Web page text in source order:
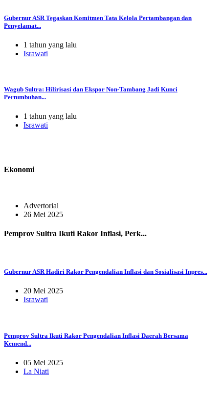
Gubernur ASR Tegaskan Komitmen Tata Kelola Pertambangan dan
Penyelamat...
1 tahun yang lalu
Israwati
Wagub Sultra: Hilirisasi dan Ekspor Non-Tambang Jadi Kunci
Pertumbuhan...
1 tahun yang lalu
Israwati
Ekonomi
Advertorial
26 Mei 2025
Pemprov Sultra Ikuti Rakor Inflasi, Perk...
Gubernur ASR Hadiri Rakor Pengendalian Inflasi dan Sosialisasi Inpres...
20 Mei 2025
Israwati
Pemprov Sultra Ikuti Rakor Pengendalian Inflasi Daerah Bersama
Kemend...
05 Mei 2025
La Niati